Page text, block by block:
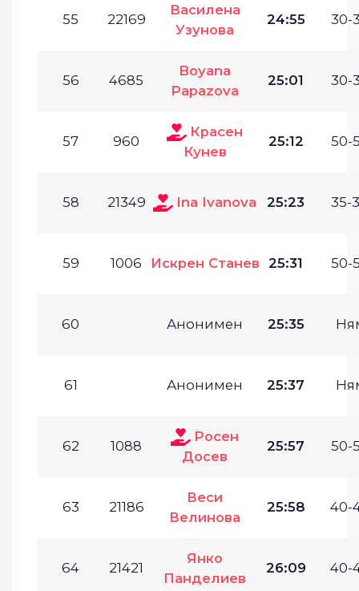
55 22169
Василена
Узунова
24:55 30-
56 4685
Boyana
Papazova
25:01 30-
57 960
Красен
Кунев
25:12 50-
58 21349 Ina Ivanova 25:23 35-
59 1006 Искрен Станев 25:31 50-
60 Анонимен 25:35
61 Анонимен 25:37
62 1088
Росен
Досев
25:57 50-
63 21186
Веси
Велинова
25:58 40-
64 21421
Янко
Панделиев
26:09 40-